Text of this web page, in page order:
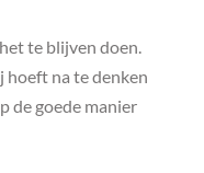
te blijven doen.
hoeft na te denken
de goede manier